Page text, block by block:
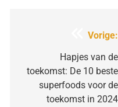
navigatie
Vorige:
Hapjes van de
toekomst: De 10 beste
superfoods voor de
toekomst in 2024